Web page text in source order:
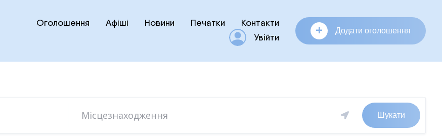
Оголошення Афіші Новини Печатки
Контакти
Увійти
+ Додати оголошення
Шукати